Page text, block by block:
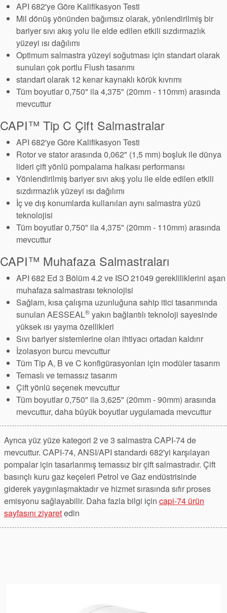
Akademi
Ürün Broşürleri
beyaz bültenler
API 682'ye Göre Kalifikasyon Testi
Mil dönüş yönünden bağımsız olarak, yönlendirilmiş bir
bariyer sıvı akış yolu ile elde edilen etkili sızdırmazlık
yüzeyi ısı dağılımı
Optimum salmastra yüzeyi soğutması için standart olarak
sunulan çok portlu Flush tasarımı
standart olarak 12 kenar kaynaklı körük kıvrımı
Tüm boyutlar 0,750" ila 4,375" (20mm - 110mm) arasında
mevcuttur
CAPI™ Tip C Çift Salmastralar
API 682'ye Göre Kalifikasyon Testi
Rotor ve stator arasında 0,062" (1,5 mm) boşluk ile dünya
lideri çift yönlü pompalama halkası performansı
Yönlendirilmiş bariyer sıvı akış yolu ile elde edilen etkili
sızdırmazlık yüzeyi ısı dağılımı
İç ve dış konumlarda kullanılan aynı salmastra yüzü
teknolojisi
Tüm boyutlar 0,750" ila 4,375" (20mm - 110mm) arasında
mevcuttur
CAPI™ Muhafaza Salmastraları
API 682 Ed 3 Bölüm 4.2 ve ISO 21049 gerekliliklerini aşan
muhafaza salmastrası teknolojisi
Sağlam, kısa çalışma uzunluğuna sahip itici tasarımında
sunulan AESSEAL® yakın bağlantılı teknoloji sayesinde
yüksek ısı yayma özellikleri
Sıvı bariyer sistemlerine olan ihtiyacı ortadan kaldırır
İzolasyon burcu mevcuttur
Tüm Tip A, B ve C konfigürasyonları için modüler tasarım
Temaslı ve temassız tasarım
Çift yönlü seçenek mevcuttur
Tüm boyutlar 0,750" ila 3,625" (20mm - 90mm) arasında
mevcuttur, daha büyük boyutlar uygulamada mevcuttur
Ayrıca yüz yüze kategori 2 ve 3 salmastra CAPI-74 de
mevcuttur. CAPI-74, ANSI/API standardı 682'yi karşılayan
pompalar için tasarlanmış temassız bir çift salmastradır. Çift
basınçlı kuru gaz keçeleri Petrol ve Gaz endüstrisinde
giderek yaygınlaşmaktadır ve hizmet sırasında sıfır proses
emisyonu sağlayabilir. Daha fazla bilgi için capi-74 ürün
sayfasını ziyaretedin